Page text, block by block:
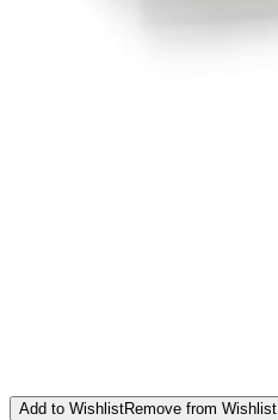
Add to WishlistRemove from Wishlist